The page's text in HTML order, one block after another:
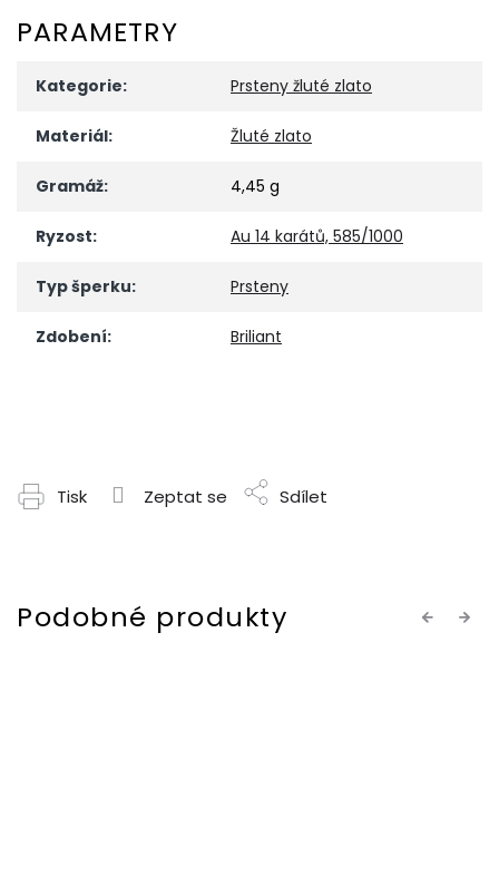
PARAMETRY
Kategorie: Prsteny žluté zlato
Materiál: Žluté zlato
Gramáž: 4,45 g
Ryzost: Au 14 karátů, 585/1000
Typ šperku: Prsteny
Zdobení: Briliant
Tisk Zeptat se Sdílet
Previous
Next